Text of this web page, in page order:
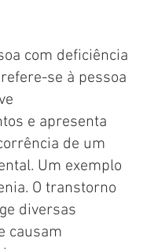
com deficiência
se à pessoa
e apresenta
de um
Um exemplo
O transtorno
diversas
causam